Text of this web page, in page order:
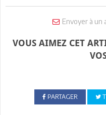
Envoyer à un
VOUS AIMEZ CET
PARTAGER